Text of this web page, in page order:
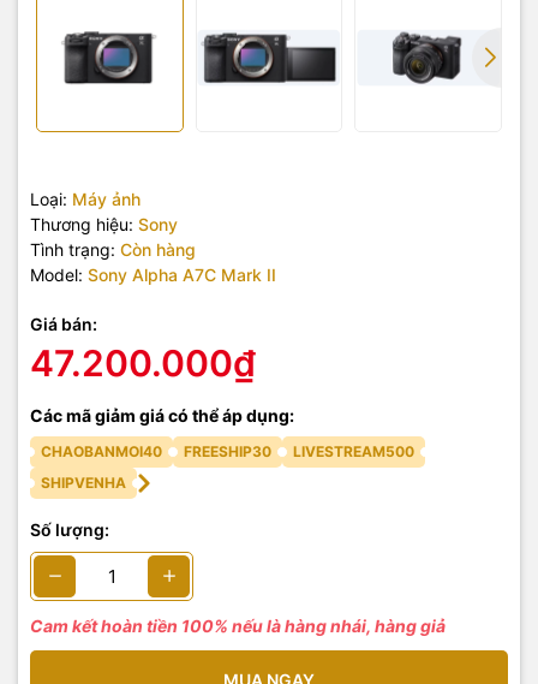
Loại: Máy ảnh
Thương hiệu: Sony
Tình trạng: Còn hàng
Model: Sony Alpha A7C Mark II
Giá bán:
47.200.000₫
Các mã giảm giá có thể áp dụng:
CHAOBANMOI40 FREESHIP30
LIVESTREAM500
SHIPVENHA
Số lượng:
Cam kết hoàn tiền 100% nếu là hàng nhái, hàng giả